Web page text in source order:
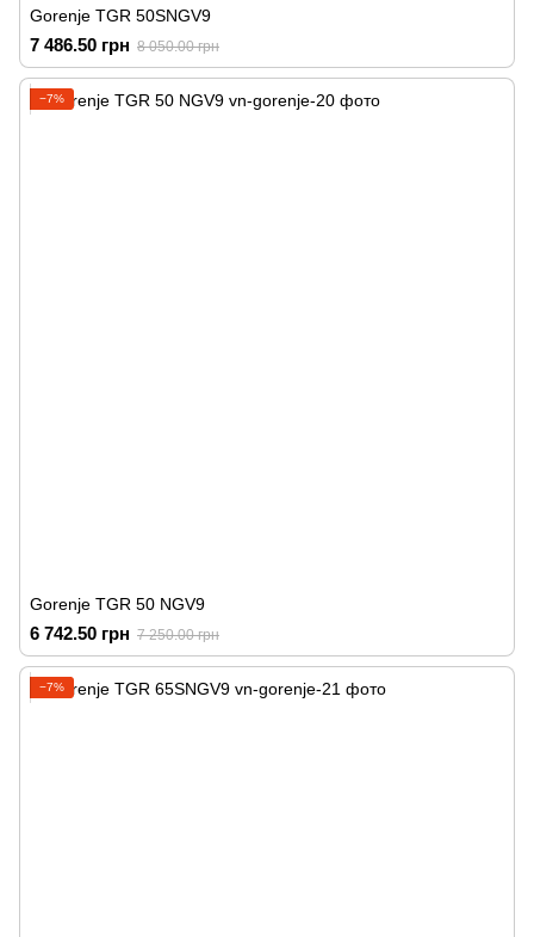
Gorenje TGR 50SNGV9
7 486.50 грн 8 050.00 грн
−7%
Gorenje TGR 50 NGV9
6 742.50 грн 7 250.00 грн
−7%